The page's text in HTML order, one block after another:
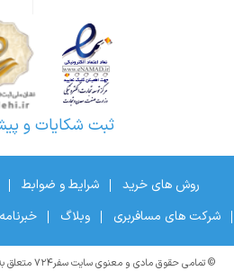
ثبت شکایات و
روش های خرید شرایط و ضوابط
شرکت های مسافربری
وبلاگ خبرنامه
© تمامی حقوق